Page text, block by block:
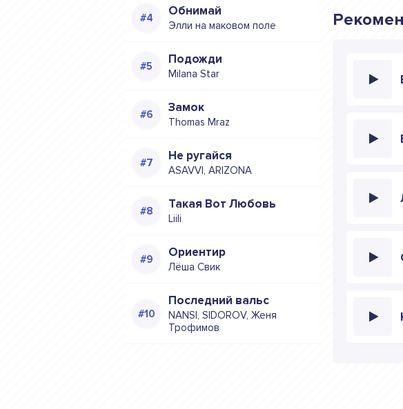
Обнимай
Элли на маковом поле
Подожди
Milana Star
Замок
Thomas Mraz
Не ругайся
ASAVVI, ARIZONA
Такая Вот Любовь
Liili
Ориентир
Лёша Свик
Последний вальс
NANSI, SIDOROV, Женя
Трофимов